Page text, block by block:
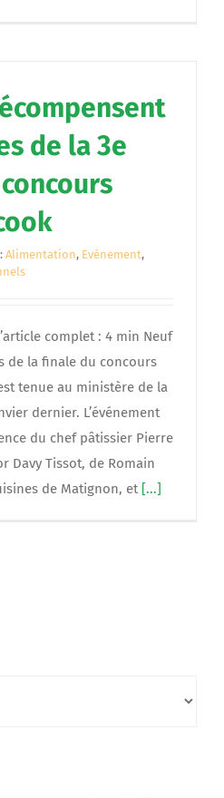
de la 3e
Alimentation, Evènement,
complet : 4 min Neuf
de la finale du concours
tenue au ministère de la
dernier. L’événement
du chef pâtissier Pierre
Davy Tissot, de Romain
de Matignon, et [...]